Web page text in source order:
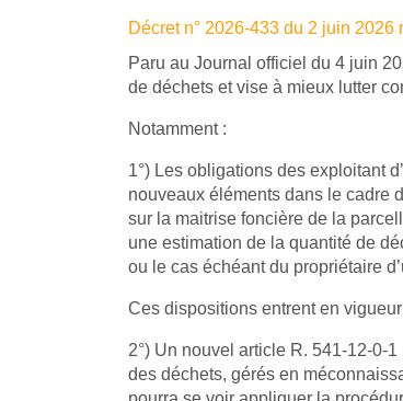
Décret n° 2026-433 du 2 juin
Paru au Journal officiel du 4 juin
de déchets et vise à mieux lutter
Notamment :
1°) Les obligations des exploitant
nouveaux éléments dans le cadre
sur la maitrise foncière de la
une estimation de la quantité de
ou le cas échéant du propriétaire
Ces dispositions entrent en
2°) Un nouvel article R. 541-12-0-
des déchets, gérés en